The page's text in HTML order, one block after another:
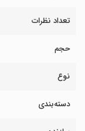
تعداد نظرات
حجم
نوع
دسته‌بندی